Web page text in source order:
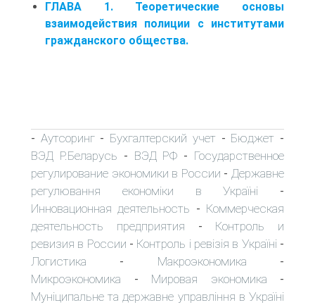
ГЛАВА 1. Теоретические основы
взаимодействия полиции с институтами
гражданского общества.
- Аутсоринг- Бухгалтерский учет - Бюджет -
ВЭД Р.Беларусь - ВЭД РФ - Государственное
регулирование экономики в России - Державне
регулювання економіки в Україні -
Инновационная деятельность - Коммерческая
деятельность предприятия - Контроль и
ревизия в России - Контроль і ревізія в Україні -
Логистика - Макроэкономика -
Микроэкономика - Мировая экономика -
Муніципальне та державне управління в Україні